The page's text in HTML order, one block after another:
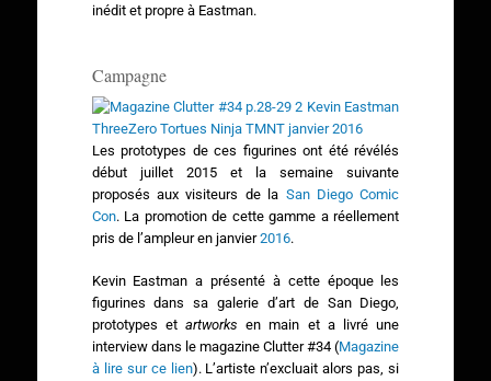
inédit et propre à Eastman.
Campagne
Les prototypes de ces figurines ont été révélés
début juillet 2015 et la semaine suivante
proposés aux visiteurs de la San Diego Comic
Con. La promotion de cette gamme a réellement
pris de l’ampleur en janvier2016.
Kevin Eastman a présenté à cette époque les
figurines dans sa galerie d’art de San Diego,
prototypes etartworks en main et a livré une
interview dans le magazine Clutter #34 (Magazine
à lire sur ce lien). L’artiste n’excluait alors pas, si